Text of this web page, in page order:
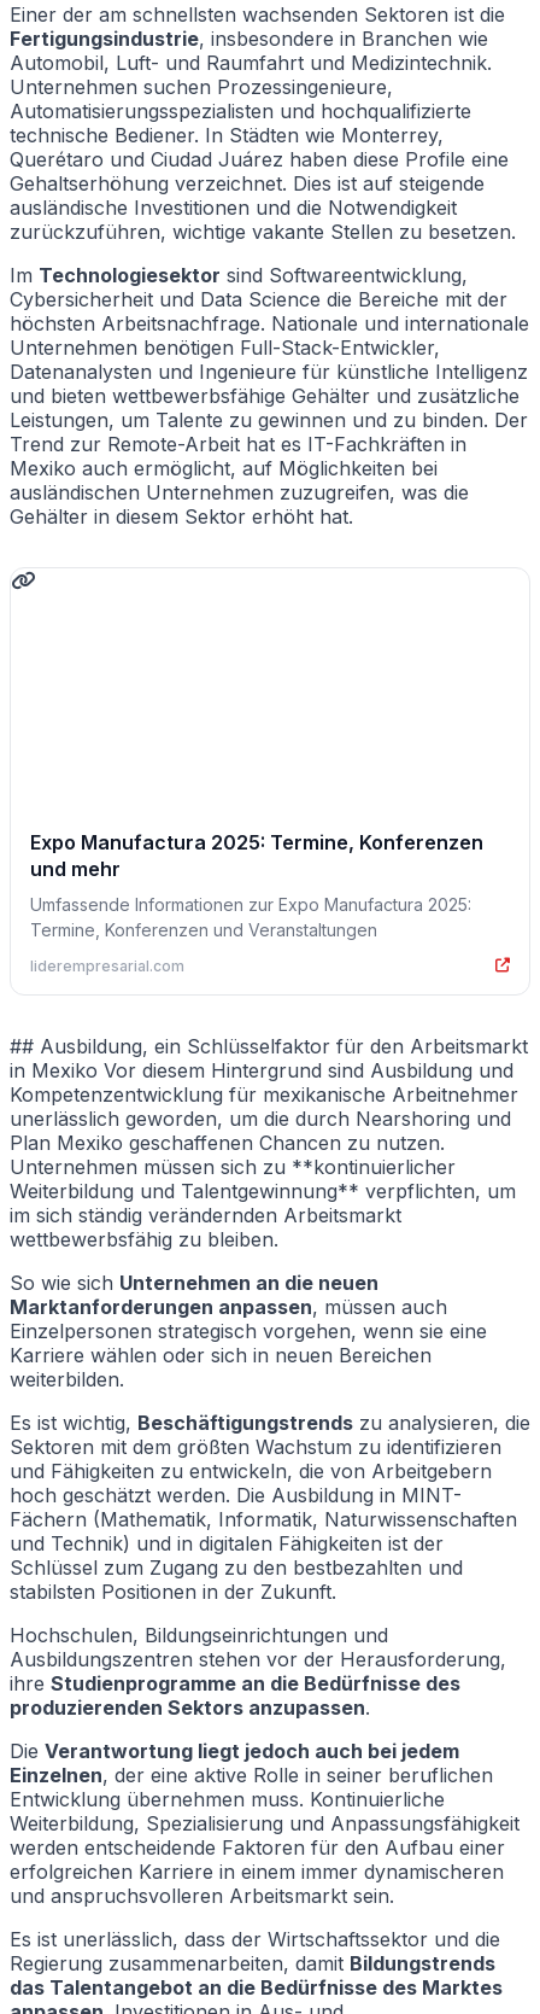
Einer der am schnellsten wachsenden Sektoren ist die
Fertigungsindustrie, insbesondere in Branchen wie
Automobil, Luft- und Raumfahrt und Medizintechnik.
Unternehmen suchen Prozessingenieure,
Automatisierungsspezialisten und hochqualifizierte
technische Bediener. In Städten wie Monterrey,
Querétaro und Ciudad Juárez haben diese Profile eine
Gehaltserhöhung verzeichnet. Dies ist auf steigende
ausländische Investitionen und die Notwendigkeit
zurückzuführen, wichtige vakante Stellen zu besetzen.
Im Technologiesektor sind Softwareentwicklung,
Cybersicherheit und Data Science die Bereiche mit der
höchsten Arbeitsnachfrage. Nationale und internationale
Unternehmen benötigen Full-Stack-Entwickler,
Datenanalysten und Ingenieure für künstliche Intelligenz
und bieten wettbewerbsfähige Gehälter und zusätzliche
Leistungen, um Talente zu gewinnen und zu binden. Der
Trend zur Remote-Arbeit hat es IT-Fachkräften in
Mexiko auch ermöglicht, auf Möglichkeiten bei
ausländischen Unternehmen zuzugreifen, was die
Gehälter in diesem Sektor erhöht hat.
Expo Manufactura 2025: Termine, Konferenzen
und mehr
Umfassende Informationen zur Expo Manufactura 2025:
Termine, Konferenzen und Veranstaltungen
liderempresarial.com
## Ausbildung, ein Schlüsselfaktor für den Arbeitsmarkt
in Mexiko Vor diesem Hintergrund sind Ausbildung und
Kompetenzentwicklung für mexikanische Arbeitnehmer
unerlässlich geworden, um die durch Nearshoring und
Plan Mexiko geschaffenen Chancen zu nutzen.
Unternehmen müssen sich zu **kontinuierlicher
Weiterbildung und Talentgewinnung** verpflichten, um
im sich ständig verändernden Arbeitsmarkt
wettbewerbsfähig zu bleiben.
So wie sich Unternehmen an die neuen
Marktanforderungen anpassen, müssen auch
Einzelpersonen strategisch vorgehen, wenn sie eine
Karriere wählen oder sich in neuen Bereichen
weiterbilden.
Es ist wichtig, Beschäftigungstrends zu analysieren, die
Sektoren mit dem größten Wachstum zu identifizieren
und Fähigkeiten zu entwickeln, die von Arbeitgebern
hoch geschätzt werden. Die Ausbildung in MINT-
Fächern (Mathematik, Informatik, Naturwissenschaften
und Technik) und in digitalen Fähigkeiten ist der
Schlüssel zum Zugang zu den bestbezahlten und
stabilsten Positionen in der Zukunft.
Hochschulen, Bildungseinrichtungen und
Ausbildungszentren stehen vor der Herausforderung,
ihre Studienprogramme an die Bedürfnisse des
produzierenden Sektors anzupassen.
Die Verantwortung liegt jedoch auch bei jedem
Einzelnen, der eine aktive Rolle in seiner beruflichen
Entwicklung übernehmen muss. Kontinuierliche
Weiterbildung, Spezialisierung und Anpassungsfähigkeit
werden entscheidende Faktoren für den Aufbau einer
erfolgreichen Karriere in einem immer dynamischeren
und anspruchsvolleren Arbeitsmarkt sein.
Es ist unerlässlich, dass der Wirtschaftssektor und die
Regierung zusammenarbeiten, damit Bildungstrends
das Talentangebot an die Bedürfnisse des Marktes